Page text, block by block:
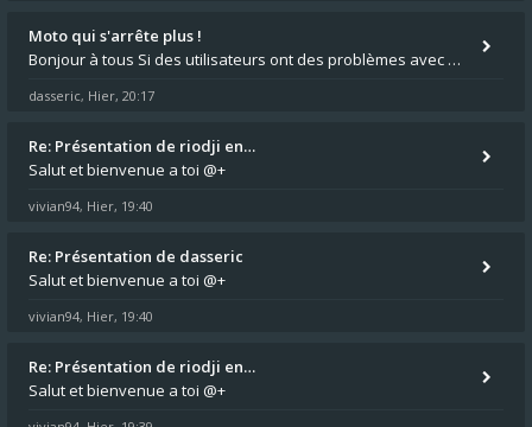
Moto qui s'arrête plus !
Bonjour à tous Si des utilisateurs ont des problèmes avec leur moto qui démarre plus, la mienne ne coupe plus :?: - Je
dasseric, Hier, 20:17
Re: Présentation de riodji en…
Salut et bienvenue a toi @+
vivian94, Hier, 19:40
Re: Présentation de dasseric
Salut et bienvenue a toi @+
vivian94, Hier, 19:40
Re: Présentation de riodji en…
Salut et bienvenue a toi @+